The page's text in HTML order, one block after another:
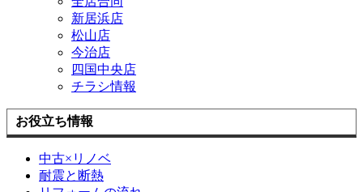
新居浜店
松山店
今治店
四国中央店
チラシ情報
お役立ち情報
中古×リノベ
耐震と断熱